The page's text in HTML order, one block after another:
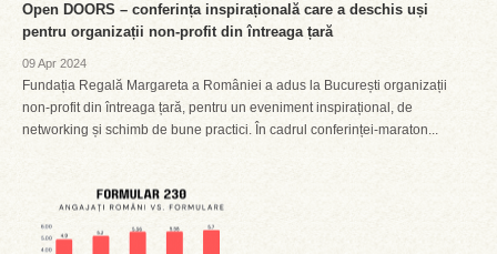
Open DOORS – conferința inspirațională care a deschis uși
pentru organizații non-profit din întreaga țară
09 Apr 2024
Fundația Regală Margareta a României a adus la București organizații
non-profit din întreaga țară, pentru un eveniment inspirațional, de
networking și schimb de bune practici. În cadrul conferinței-maraton...